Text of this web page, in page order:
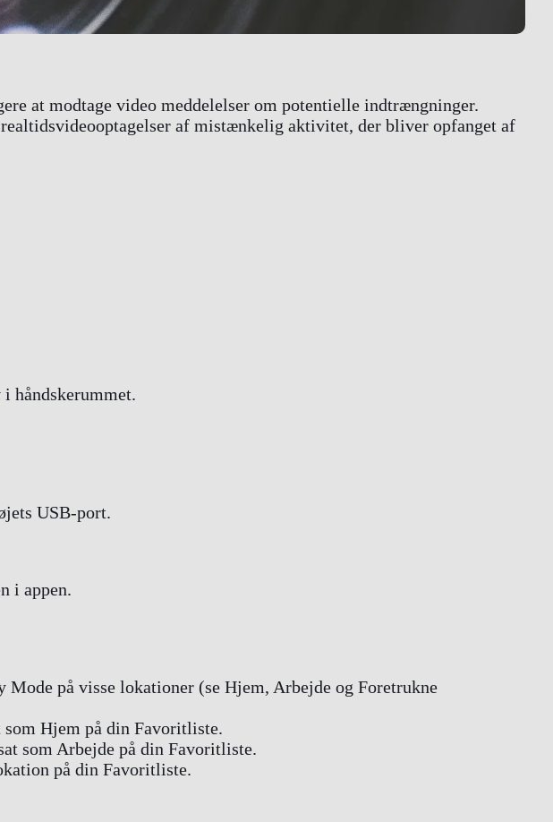
at modtage video meddelelser om potentielle indtrængninger.
af mistænkelig aktivitet, der bliver opfanget af
håndskerummet.
USB-port.
i appen.
på visse lokationer (se Hjem, Arbejde og Foretrukne
Hjem på din Favoritliste.
som Arbejde på din Favoritliste.
på din Favoritliste.